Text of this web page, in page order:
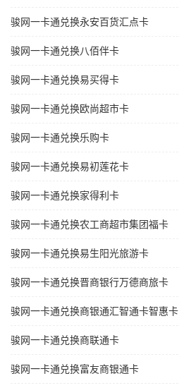
骏网一卡通兑换永安百货汇点卡
骏网一卡通兑换八佰伴卡
骏网一卡通兑换易买得卡
骏网一卡通兑换欧尚超市卡
骏网一卡通兑换乐购卡
骏网一卡通兑换易初莲花卡
骏网一卡通兑换家得利卡
骏网一卡通兑换农工商超市集团福卡
骏网一卡通兑换易生阳光旅游卡
骏网一卡通兑换晋商银行万德商旅卡
骏网一卡通兑换商银通汇智通卡智惠卡
骏网一卡通兑换商联通卡
骏网一卡通兑换富友商银通卡